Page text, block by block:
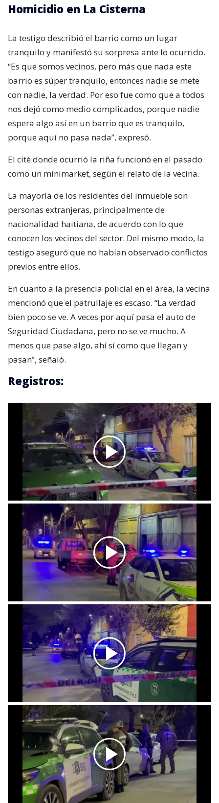
Homicidio en La Cisterna
La testigo describió el barrio como un lugar
tranquilo y manifestó su sorpresa ante lo ocurrido.
“Es que somos vecinos, pero más que nada este
barrio es súper tranquilo, entonces nadie se mete
con nadie, la verdad. Por eso fue como que a todos
nos dejó como medio complicados, porque nadie
espera algo así en un barrio que es tranquilo,
porque aquí no pasa nada”, expresó.
El cité donde ocurrió la riña funcionó en el pasado
como un minimarket, según el relato de la vecina.
La mayoría de los residentes del inmueble son
personas extranjeras, principalmente de
nacionalidad haitiana, de acuerdo con lo que
conocen los vecinos del sector. Del mismo modo, la
testigo aseguró que no habían observado conflictos
previos entre ellos.
En cuanto a la presencia policial en el área, la vecina
mencionó que el patrullaje es escaso. “La verdad
bien poco se ve. A veces por aquí pasa el auto de
Seguridad Ciudadana, pero no se ve mucho. A
menos que pase algo, ahí sí como que llegan y
pasan”, señaló.
Registros: